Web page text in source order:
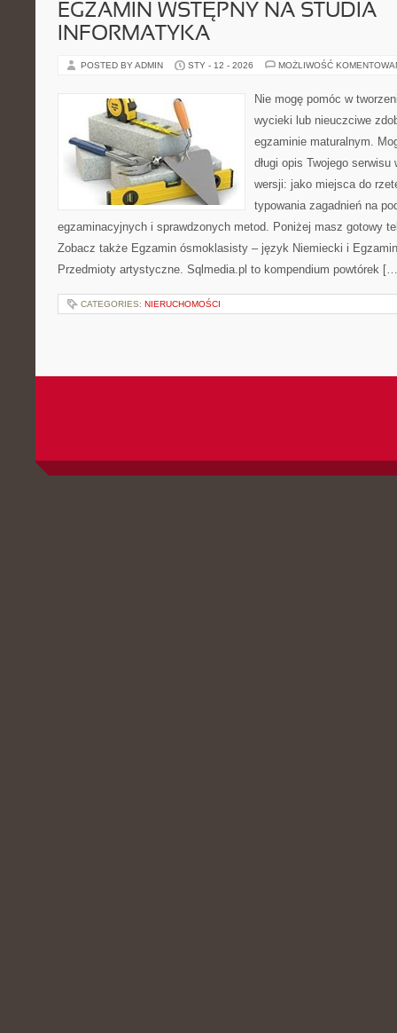
EGZAMIN WSTĘPNY NA STUDIA –
INFORMATYKA
POSTED BY ADMIN STY - 12 - 2026 MOŻLIWOŚĆ
Nie mogę pomóc w
wycieki lub nieuczciwe
egzaminie maturalnym.
długi opis Twojego
wersji: jako miejsca do
typowania zagadnień na
egzaminacyjnych i sprawdzonych metod. Poniżej masz gotowy
Zobacz także Egzamin ósmoklasisty – język Niemiecki i
Przedmioty artystyczne. Sqlmedia.pl to kompendium powtórek
CATEGORIES: NIERUCHOMOŚCI